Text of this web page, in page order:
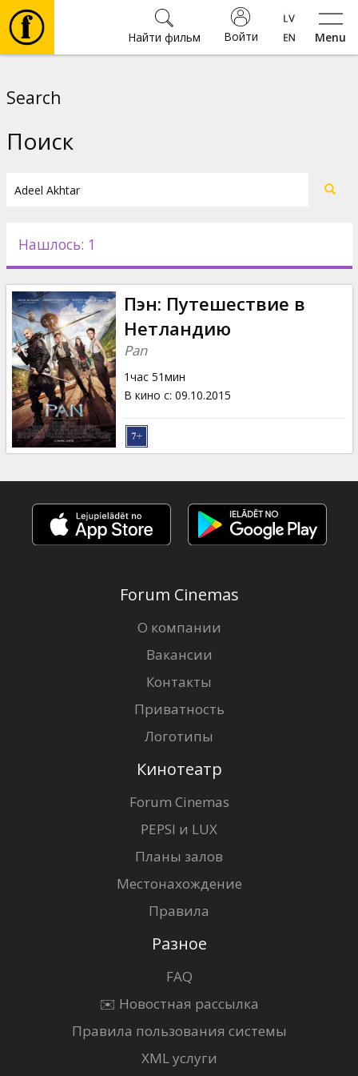
Menu
Войти
Найти фильм
Новости
Подарки
Кинозакуски
B2B
Клуб
Search
Поиск
Нашлось: 1
Пэн: Путешествие в
Нетландию
Pan
1час 51мин
В кино с: 09.10.2015
Forum Cinemas
О компании
Вакансии
Контакты
Приватность
Логотипы
Кинотеатр
Forum Cinemas
PEPSI и LUX
Планы залов
Местонахождение
Правила
Разное
FAQ
✉️ Новостная рассылка
Правила пользования системы
XML услуги